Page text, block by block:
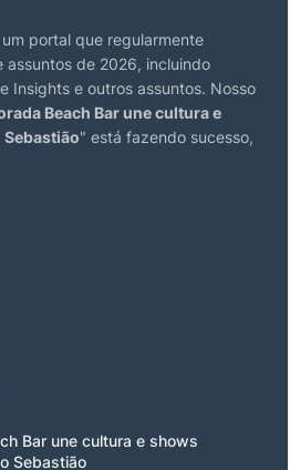
portal que regularmente
assuntos de 2026, incluindo
Insights e outros assuntos. Nosso
Beach Bar une cultura e
" está fazendo sucesso,
Bar une cultura e shows
Sebastião